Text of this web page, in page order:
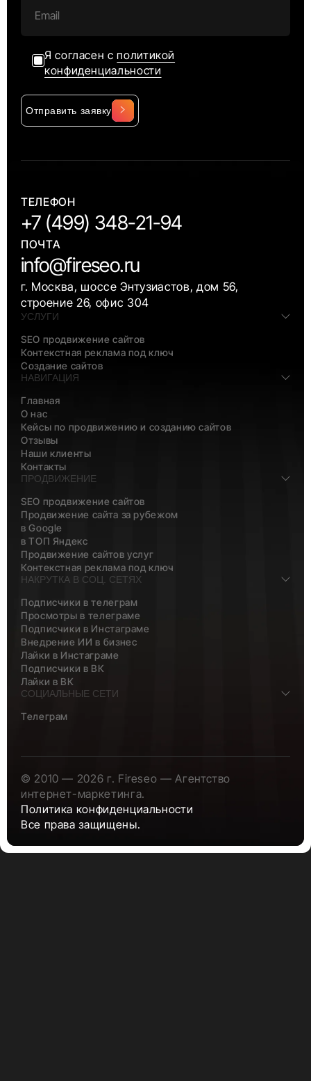
Я согласен сполитикой
конфиденциальности
Отправить заявку
ТЕЛЕФОН
+7 (499) 348-21-94
ПОЧТА
info@fireseo.ru
г. Москва, шоссе Энтузиастов, дом 56,
строение 26, офис 304
УСЛУГИ
SEO продвижение сайтов
Контекстная реклама под ключ
Создание сайтов
НАВИГАЦИЯ
Главная
О нас
Кейсы по продвижению и созданию сайтов
Отзывы
Наши клиенты
Контакты
ПРОДВИЖЕНИЕ
SEO продвижение сайтов
Продвижение сайта за рубежом
в Google
в ТОП Яндекс
Продвижение сайтов услуг
Контекстная реклама под ключ
НАКРУТКА В СОЦ. СЕТЯХ
Подписчики в телеграм
Просмотры в телеграме
Подписчики в Инстаграме
Внедрение ИИ в бизнес
Лайки в Инстаграме
Подписчики в ВК
Лайки в ВК
СОЦИАЛЬНЫЕ СЕТИ
Телеграм
© 2010 — 2026 г. Fireseo — Агентство
интернет-маркетинга.
Политика конфиденциальности
Все права защищены.